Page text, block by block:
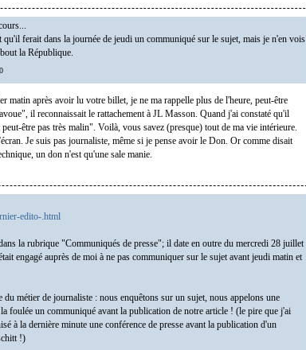
ferait dans la journée de jeudi un communiqué sur le sujet, mais je n'en vois
la République.
matin après avoir lu votre billet, je ne ma rappelle plus de l'heure, peut-être
il reconnaissait le rattachement à JL Masson. Quand j'ai constaté qu'il
être pas très malin". Voilà, vous savez (presque) tout de ma vie intérieure.
Je suis pas journaliste, même si je pense avoir le Don. Or comme disait
un don n'est qu'une sale manie.
edito-.html
la rubrique "Communiqués de presse"; il date en outre du mercredi 28 juillet
engagé auprès de moi à ne pas communiquer sur le sujet avant jeudi matin et
métier de journaliste : nous enquêtons sur un sujet, nous appelons une
foulée un communiqué avant la publication de notre article ! (le pire que j'ai
à la dernière minute une conférence de presse avant la publication d'un
!)